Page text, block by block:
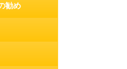
勧め